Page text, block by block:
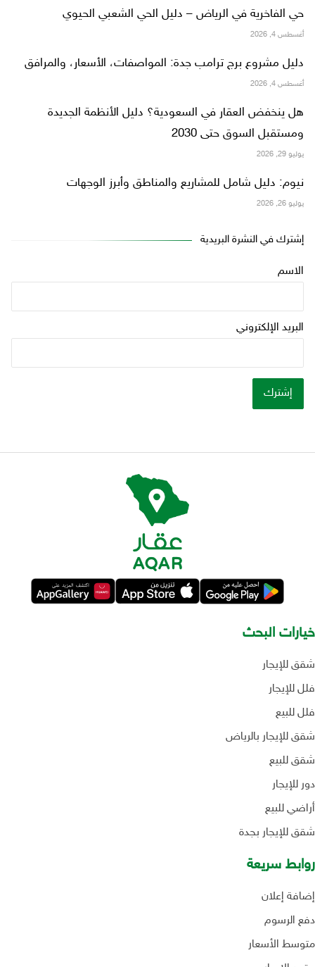
حي الفاخرية في الرياض – دليل الحي الشعبي الحيوي
أغسطس 4, 2026
دليل مشروع برج ترامب جدة: المواصفات، الأسعار، والمرافق
أغسطس 4, 2026
هل ينخفض العقار في السعودية؟ دليل الأنظمة الجديدة
ومستقبل السوق حتى 2030
يوليو 29, 2026
نيوم: دليل شامل للمشاريع والمناطق وأبرز الوجهات
يوليو 26, 2026
إشترك في النشرة البريدية
الاسم
البريد الإلكتروني
خيارات البحث
شقق للإيجار
فلل للإيجار
فلل للبيع
شقق للإيجار بالرياض
شقق للبيع
دور للإيجار
أراضي للبيع
شقق للإيجار بجدة
روابط سريعة
إضافة إعلان
دفع الرسوم
متوسط الأسعار